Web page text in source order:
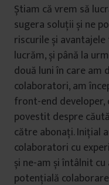
Știam că vrem să
sugera soluții și ne
riscurile și
lucrăm, și până la
două luni în care
colaboratori, am
front-end developer,
povestit despre
către abonați. Inițial
colaboratori cu
și ne-am și întâlnit
potențială